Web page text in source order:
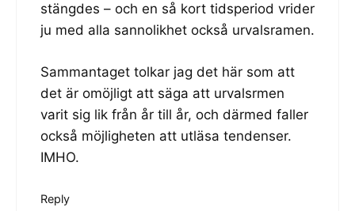
stängdes – och en så kort tidsperiod vrider
ju med alla sannolikhet också urvalsramen.
Sammantaget tolkar jag det här som att
det är omöjligt att säga att urvalsrmen
varit sig lik från år till år, och därmed faller
också möjligheten att utläsa tendenser.
IMHO.
Reply